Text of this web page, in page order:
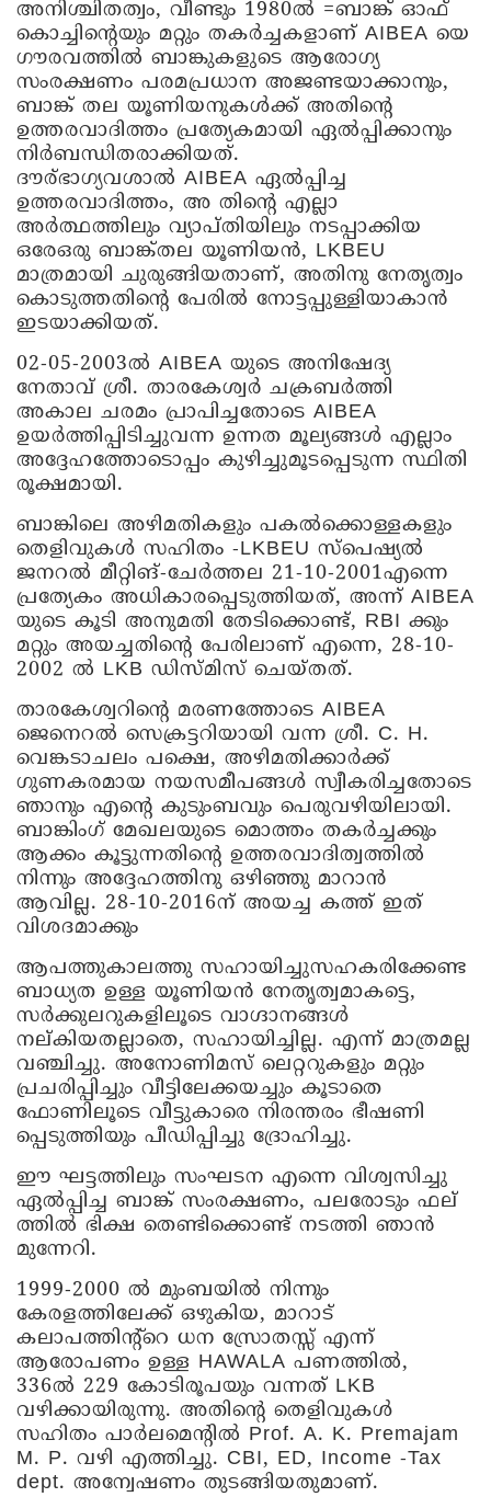
അനിശ്ചിതത്വം, വീണ്ടും 1980ൽ =ബാങ്ക് ഓഫ്
കൊച്ചിന്റെയും മറ്റും തകർച്ചകളാണ് AIBEA യെ
ഗൗരവത്തിൽ ബാങ്കുകളുടെ ആരോഗ്യ
സംരക്ഷണം പരമപ്രധാന അജണ്ടയാക്കാനും,
ബാങ്ക് തല യൂണിയനുകൾക്ക് അതിന്റെ
ഉത്തരവാദിത്തം പ്രത്യേകമായി ഏൽപ്പിക്കാനും
നിർബന്ധിതരാക്കിയത്.
ദൗര്ഭാഗ്യവശാൽ AIBEA ഏൽപ്പിച്ച
ഉത്തരവാദിത്തം, അ തിന്റെ എല്ലാ
അർത്ഥത്തിലും വ്യാപ്തിയിലും നടപ്പാക്കിയ
ഒരേഒരു ബാങ്ക്തല യൂണിയൻ, LKBEU
മാത്രമായി ചുരുങ്ങിയതാണ്, അതിനു നേതൃത്വം
കൊടുത്തതിന്റെ പേരിൽ നോട്ടപ്പുള്ളിയാകാൻ
ഇടയാക്കിയത്.
02-05-2003ൽ AIBEA യുടെ അനിഷേദ്യ
നേതാവ് ശ്രീ. താരകേശ്വർ ചക്രബർത്തി
അകാല ചരമം പ്രാപിച്ചതോടെ AIBEA
ഉയർത്തിപ്പിടിച്ചുവന്ന ഉന്നത മൂല്യങ്ങൾ എല്ലാം
അദ്ദേഹത്തോടൊപ്പം കുഴിച്ചുമൂടപ്പെടുന്ന സ്ഥിതി
രൂക്ഷമായി.
ബാങ്കിലെ അഴിമതികളും പകൽക്കൊള്ളകളും
തെളിവുകൾ സഹിതം -LKBEU സ്പെഷ്യൽ
ജനറൽ മീറ്റിങ്-ചേർത്തല 21-10-2001എന്നെ
പ്രത്യേകം അധികാരപ്പെടുത്തിയത്, അന്ന് AIBEA
യുടെ കൂടി അനുമതി തേടിക്കൊണ്ട്, RBI ക്കും
മറ്റും അയച്ചതിന്റെ പേരിലാണ് എന്നെ, 28-10-
2002 ൽ LKB ഡിസ്മിസ് ചെയ്തത്.
താരകേശ്വറിന്റെ മരണത്തോടെ AIBEA
ജെനെറൽ സെക്രട്ടറിയായി വന്ന ശ്രീ. C. H.
വെങ്കടാചലം പക്ഷെ, അഴിമതിക്കാർക്ക്
ഗുണകരമായ നയസമീപങ്ങൾ സ്വീകരിച്ചതോടെ
ഞാനും എന്റെ കുടുംബവും പെരുവഴിയിലായി.
ബാങ്കിംഗ് മേഖലയുടെ മൊത്തം തകർച്ചക്കും
ആക്കം കൂട്ടുന്നതിന്റെ ഉത്തരവാദിത്വത്തിൽ
നിന്നും അദ്ദേഹത്തിനു ഒഴിഞ്ഞു മാറാൻ
ആവില്ല. 28-10-2016ന് അയച്ച കത്ത് ഇത്
വിശദമാക്കും
ആപത്തുകാലത്തു സഹായിച്ചുസഹകരിക്കേണ്ട
ബാധ്യത ഉള്ള യൂണിയൻ നേതൃത്വമാകട്ടെ,
സർക്കുലറുകളിലൂടെ വാഗ്ദാനങ്ങൾ
നല്കിയതല്ലാതെ, സഹായിച്ചില്ല. എന്ന് മാത്രമല്ല
വഞ്ചിച്ചു. അനോണിമസ് ലെറ്ററുകളും മറ്റും
പ്രചരിപ്പിച്ചും വീട്ടിലേക്കയച്ചും കൂടാതെ
ഫോണിലൂടെ വീട്ടുകാരെ നിരന്തരം ഭീഷണി
പ്പെടുത്തിയും പീഡിപ്പിച്ചു ദ്രോഹിച്ചു.
ഈ ഘട്ടത്തിലും സംഘടന എന്നെ വിശ്വസിച്ചു
ഏൽപ്പിച്ച ബാങ്ക് സംരക്ഷണം, പലരോടും ഫല്
ത്തിൽ ഭിക്ഷ തെണ്ടിക്കൊണ്ട് നടത്തി ഞാൻ
മുന്നേറി.
1999-2000 ൽ മുംബയിൽ നിന്നും
കേരളത്തിലേക്ക് ഒഴുകിയ, മാറാട്
കലാപത്തിന്റ്റെ ധന സ്രോതസ്സ് എന്ന്
ആരോപണം ഉള്ള HAWALA പണത്തിൽ,
336ൽ 229 കോടിരൂപയും വന്നത് LKB
വഴിക്കായിരുന്നു. അതിന്റെ തെളിവുകൾ
സഹിതം പാർലമെന്റിൽ Prof. A. K. Premajam
M. P. വഴി എത്തിച്ചു. CBI, ED, Income -Tax
dept. അന്വേഷണം തുടങ്ങിയതുമാണ്.